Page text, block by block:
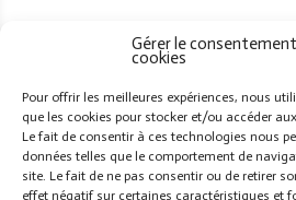
Gérer le
cookies
Pour offrir les meilleures expériences, nous
que les cookies pour stocker et/ou accéder
Le fait de consentir à ces technologies nous
données telles que le comportement de
site. Le fait de ne pas consentir ou de retirer
effet négatif sur certaines caractéristiques et
ReCeVoIr LeS
Votre Prénom
Votre adresse e-mail